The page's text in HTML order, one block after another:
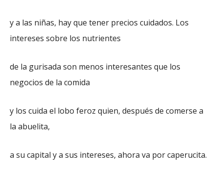
y a las niñas, hay que tener precios cuidados. Los
intereses sobre los nutrientes
de la gurisada son menos interesantes que los
negocios de la comida
y los cuida el lobo feroz quien, después de comerse a
la abuelita,
a su capital y a sus intereses, ahora va por caperucita.